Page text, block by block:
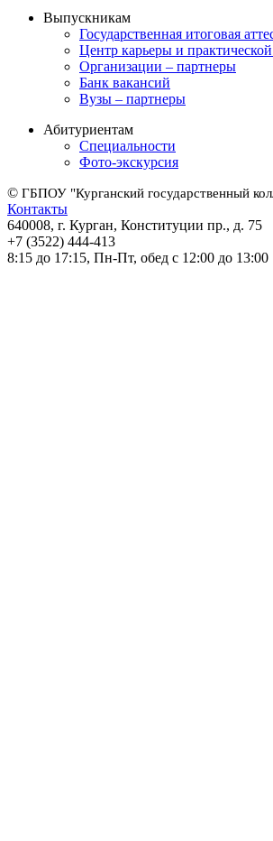
Выпускникам
Государственная итоговая
Центр карьеры и
Организации – партнеры
Банк вакансий
Вузы – партнеры
Абитуриентам
Специальности
Фото-экскурсия
© ГБПОУ "Курганский государственный
Контакты
640008, г. Курган, Конституции пр., д. 75
+7 (3522) 444-413
8:15 до 17:15, Пн-Пт, обед с 12:00 до 13:00